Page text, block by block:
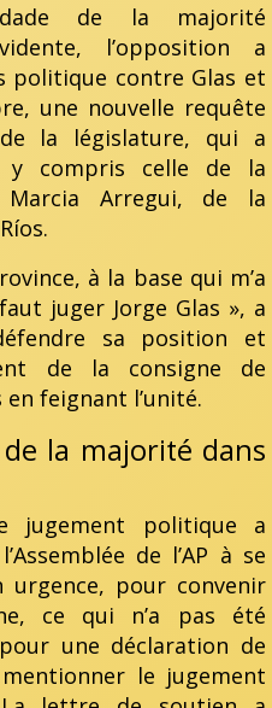
de la majorité
l’opposition a
politique contre Glas et
une nouvelle requête
la législature, qui a
y compris celle de la
Marcia Arregui, de la
à la base qui m’a
juger Jorge Glas », a
sa position et
de la consigne de
feignant l’unité.
la majorité dans
jugement politique a
de l’AP à se
pour convenir
ce qui n’a pas été
une déclaration de
le jugement